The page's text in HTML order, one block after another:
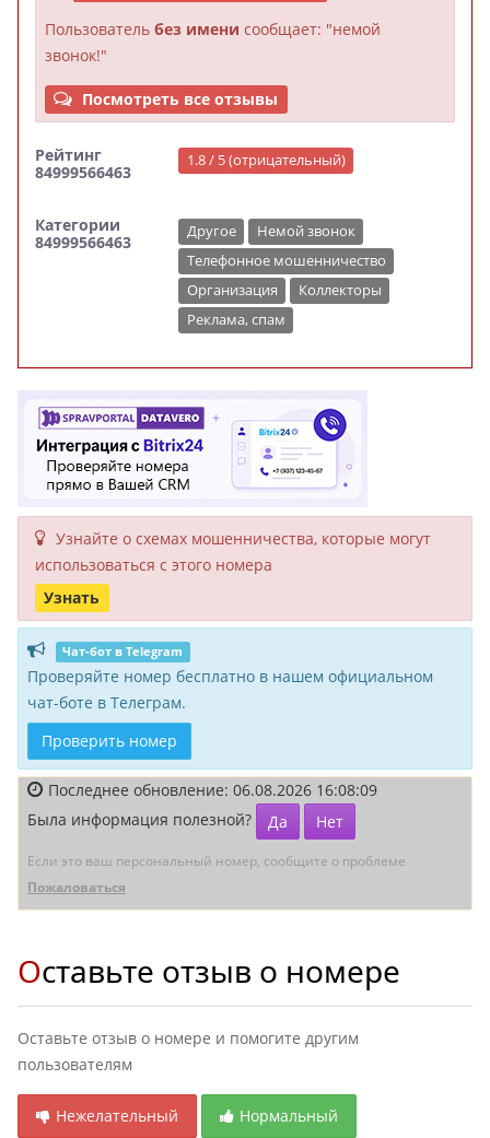
Пользователь без имени сообщает: "немой
звонок!"
Посмотреть все отзывы
Рейтинг
84999566463
1.8 / 5 (отрицательный)
Категории
84999566463
Другое
Немой звонок
Телефонное мошенничество
Организация
Коллекторы
Реклама, спам
Узнайте о схемах мошенни­чества, кото­рые могут
исполь­зоваться с этого номера
Узнать
Чат-бот в Telegram
Проверяйте номер бесплатно в нашем официальном
чат-боте в Телеграм.
Проверить номер
Последнее обновление: 06.08.2026 16:08:09
Была информация полезной?
Да Нет
Если это ваш персональный номер, сообщите о проблеме
Пожаловаться
Оставьте отзыв о номере
Оставьте отзыв о номере и помогите другим
пользователям
Нежелательный Нормальный